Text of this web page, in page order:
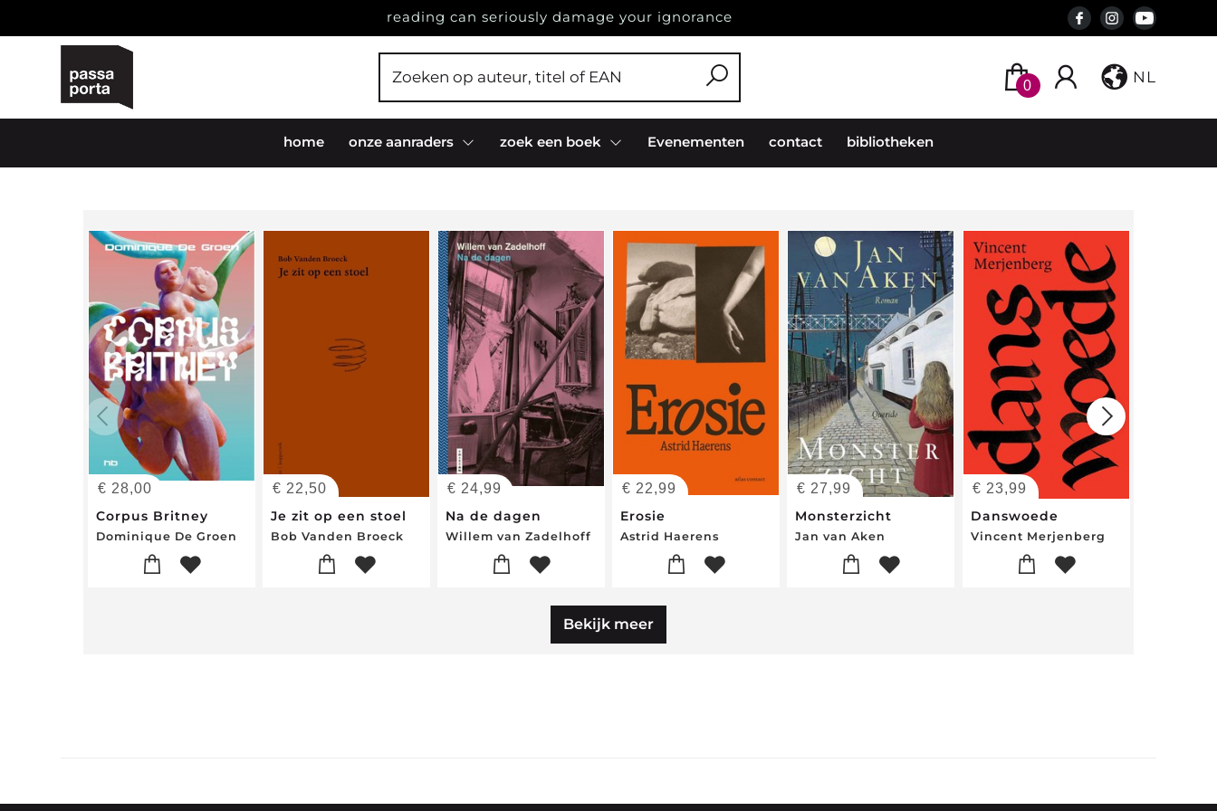
reading can seriously damage your ignorance
0 NL
home onze aanraders zoek een boek Evenementen contact bibliotheken
€ 28,00
Corpus Britney
Dominique De Groen
€ 22,50
Je zit op een stoel
Bob Vanden Broeck
€ 24,99
Na de dagen
Willem van Zadelhoff
€ 22,99
Erosie
Astrid Haerens
€ 27,99
Monsterzicht
Jan van Aken
€ 23,99
Danswoede
Vincent Merjenberg
Bekijk meer